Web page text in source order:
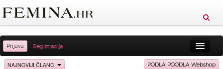
Prijava Registracija
Sreća Zdravlje Vitkost
NAJNOVIJI ČLANCI PODLA POODLA Webshop